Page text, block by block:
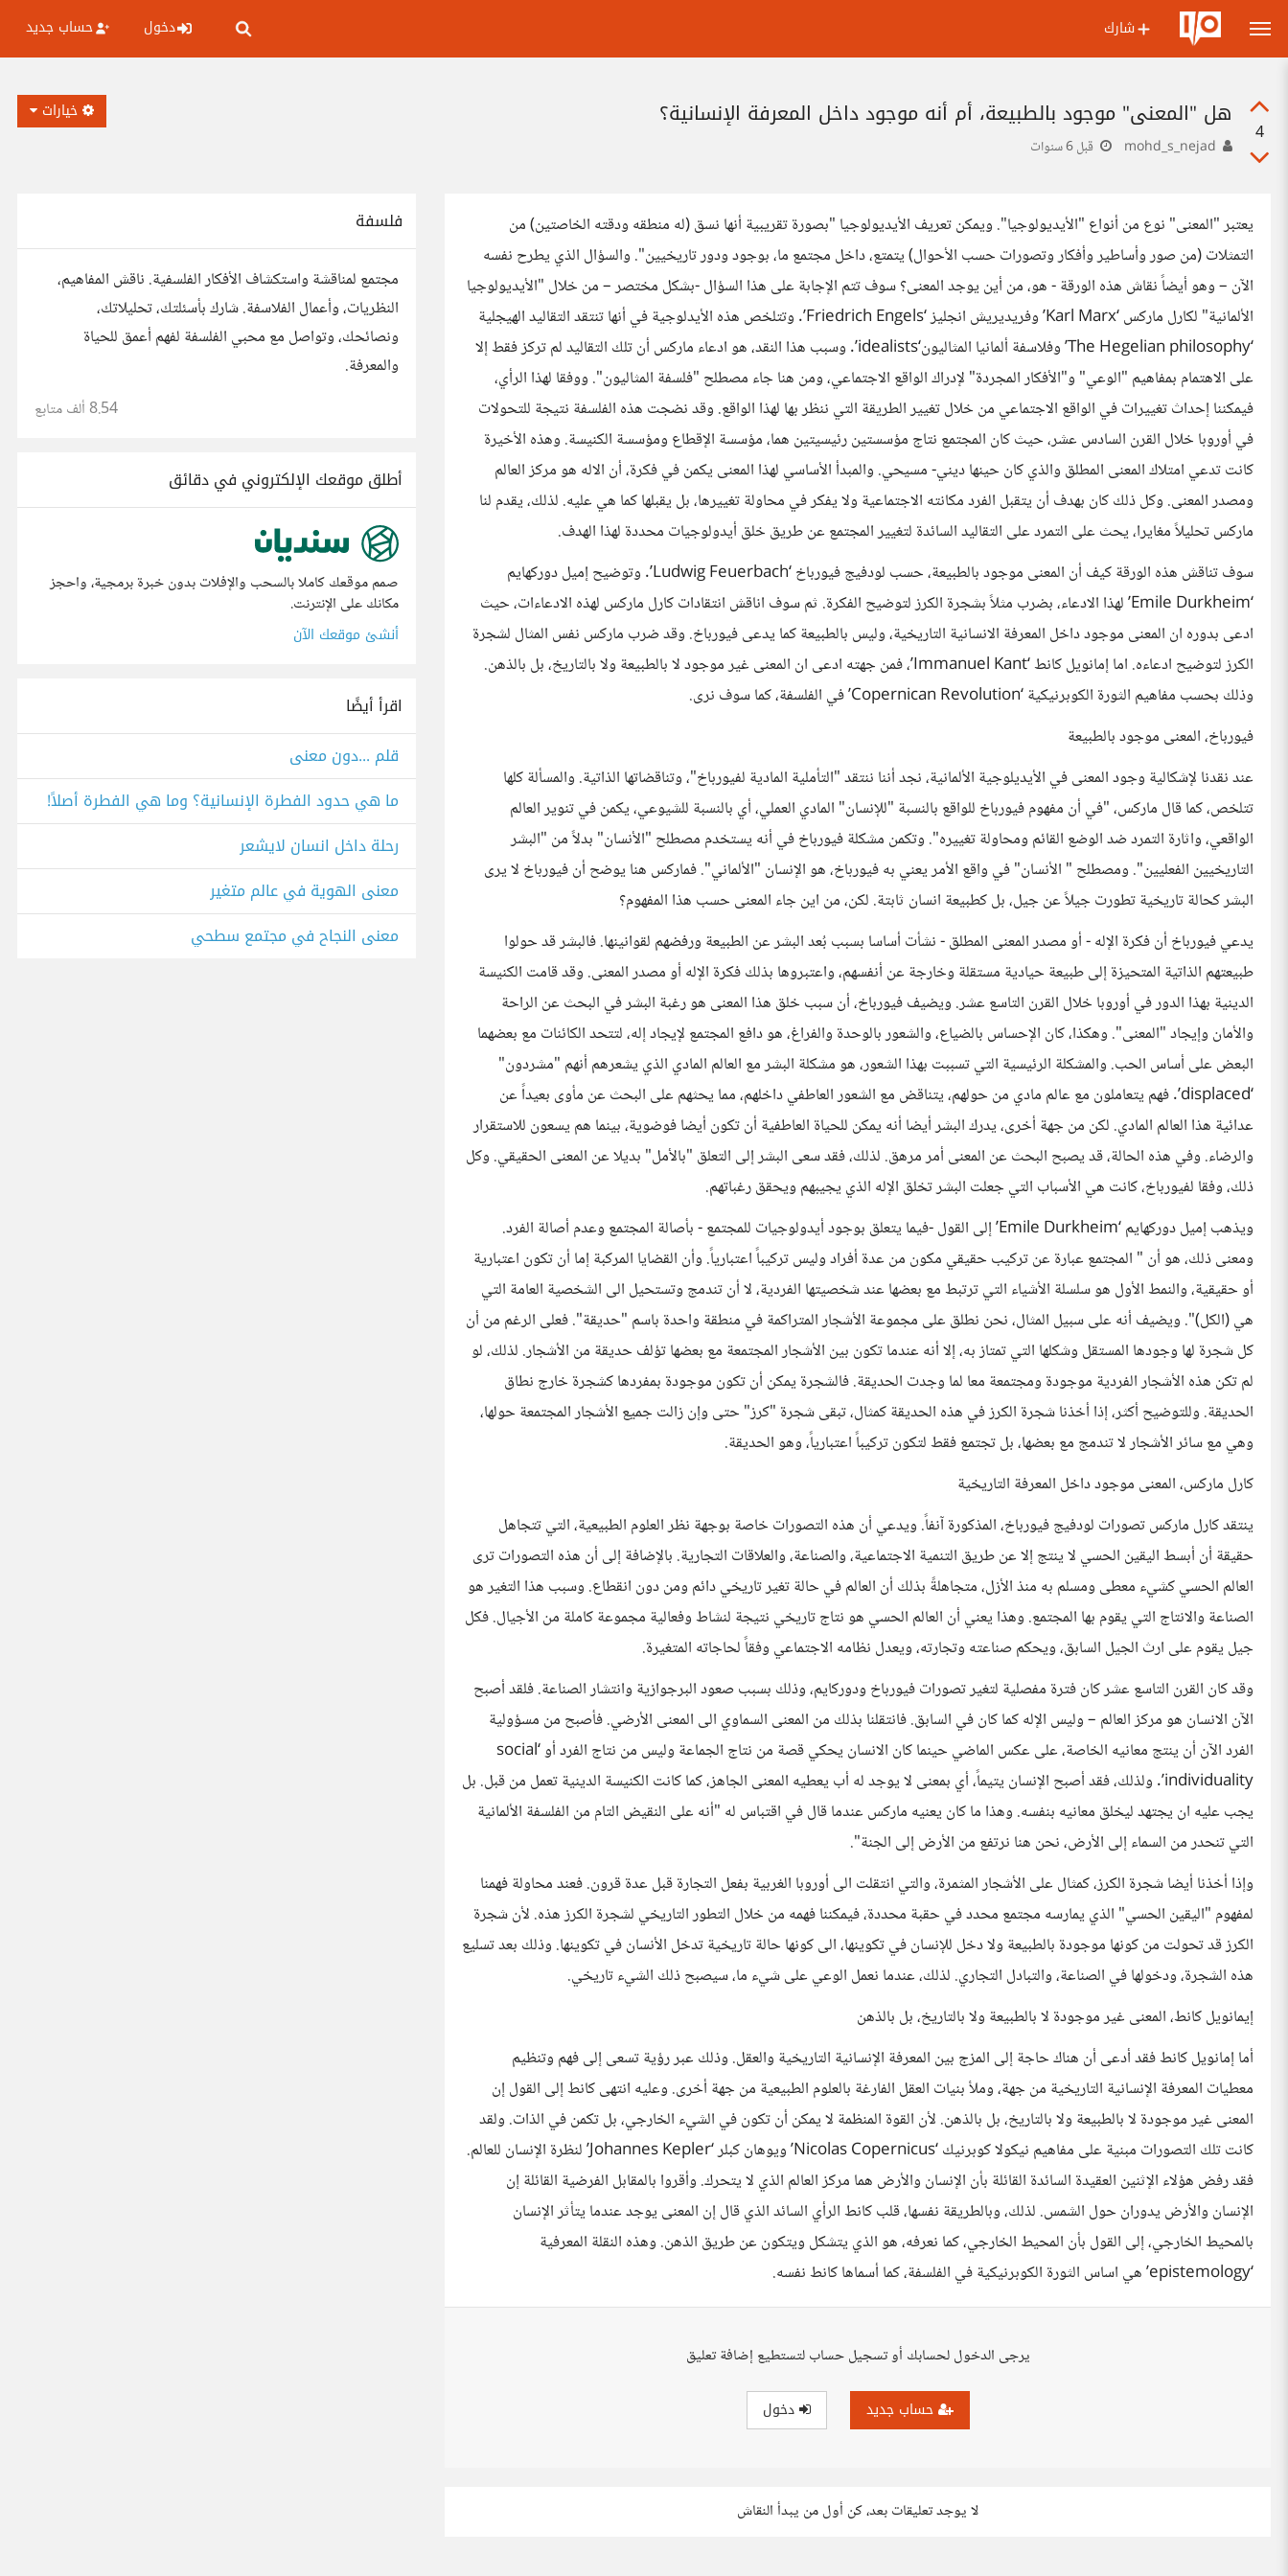
شارك دخول حساب جديد
4
هل "المعنى" موجود بالطبيعة، أم أنه موجود داخل المعرفة الإنسانية؟
قبل 6 سنوات
خيارات
يعتبر "المعنى" نوع من أنواع "الأيديولوجيا". ويمكن تعريف الأيديولوجيا "بصورة تقريبية أنها نسق (له منطقه ودقته الخاصتين) من
التمثلات (من صور وأساطير وأفكار وتصورات حسب الأحوال) يتمتع، داخل مجتمع ما، بوجود ودور تاريخيين". والسؤال الذي يطرح نفسه
الآن – وهو أيضاً نقاش هذه الورقة - هو، من أين يوجد المعنى؟ سوف تتم الإجابة على هذا السؤال -بشكل مختصر – من خلال "الأيديولوجيا
الألمانية" لكارل ماركس ‘Karl Marx’ وفريديريش انجليز ‘Friedrich Engels’. وتتلخص هذه الأيدلوجية في أنها تنتقد التقاليد الهيجلية
‘The Hegelian philosophy’ وفلاسفة ألمانيا المثاليون‘idealists’. وسبب هذا النقد، هو ادعاء ماركس أن تلك التقاليد لم تركز فقط إلا
على الاهتمام بمفاهيم "الوعي" و"الأفكار المجردة" لإدراك الواقع الاجتماعي، ومن هنا جاء مصطلح "فلسفة المثاليون". ووفقا لهذا الرأي،
فيمكننا إحداث تغييرات في الواقع الاجتماعي من خلال تغيير الطريقة التي ننظر بها لهذا الواقع. وقد نضجت هذه الفلسفة نتيجة للتحولات
في أوروبا خلال القرن السادس عشر، حيث كان المجتمع نتاج مؤسستين رئيسيتين هما، مؤسسة الإقطاع ومؤسسة الكنيسة. وهذه الأخيرة
كانت تدعي امتلاك المعنى المطلق والذي كان حينها ديني- مسيحي. والمبدأ الأساسي لهذا المعنى يكمن في فكرة، أن الاله هو مركز العالم
ومصدر المعنى. وكل ذلك كان بهدف أن يتقبل الفرد مكانته الاجتماعية ولا يفكر في محاولة تغييرها، بل يقبلها كما هي عليه. لذلك، يقدم لنا
ماركس تحليلاً مغايرا، يحث على التمرد على التقاليد السائدة لتغيير المجتمع عن طريق خلق أيدولوجيات محددة لهذا الهدف.
سوف تناقش هذه الورقة كيف أن المعنى موجود بالطبيعة، حسب لودفيج فيورباخ ‘Ludwig Feuerbach’. وتوضيح إميل دوركهايم
‘Emile Durkheim’ لهذا الادعاء، بضرب مثلاً بشجرة الكرز لتوضيح الفكرة. ثم سوف اناقش انتقادات كارل ماركس لهذه الادعاءات، حيث
ادعى بدوره ان المعنى موجود داخل المعرفة الانسانية التاريخية، وليس بالطبيعة كما يدعى فيورباخ. وقد ضرب ماركس نفس المثال لشجرة
الكرز لتوضيح ادعاءه. اما إمانويل كانط ‘Immanuel Kant’، فمن جهته ادعى ان المعنى غير موجود لا بالطبيعة ولا بالتاريخ، بل بالذهن.
وذلك بحسب مفاهيم الثورة الكوبرنيكية ‘Copernican Revolution’ في الفلسفة، كما سوف نرى.
فيورباخ، المعنى موجود بالطبيعة
عند نقدنا لإشكالية وجود المعنى في الأيديلوجية الألمانية، نجد أننا ننتقد "التأملية المادية لفيورباخ"، وتناقضاتها الذاتية. والمسألة كلها
تتلخص، كما قال ماركس، "في أن مفهوم فيورباخ للواقع بالنسبة "للإنسان" المادي العملي، أي بالنسبة للشيوعي، يكمن في تنوير العالم
الواقعي، واثارة التمرد ضد الوضع القائم ومحاولة تغييره". وتكمن مشكلة فيورباخ في أنه يستخدم مصطلح "الأنسان" بدلاً من "البشر
التاريخيين الفعليين". ومصطلح " الأنسان" في واقع الأمر يعني به فيورباخ، هو الإنسان "الألماني". فماركس هنا يوضح أن فيورباخ لا يرى
البشر كحالة تاريخية تطورت جيلاً عن جيل، بل كطبيعة انسان ثابتة. لكن، من اين جاء المعنى حسب هذا المفهوم؟
يدعي فيورباخ أن فكرة الإله - أو مصدر المعنى المطلق - نشأت أساسا بسبب بُعد البشر عن الطبيعة ورفضهم لقوانينها. فالبشر قد حولوا
طبيعتهم الذاتية المتحيزة إلى طبيعة حيادية مستقلة وخارجة عن أنفسهم، واعتبروها بذلك فكرة الإله أو مصدر المعنى. وقد قامت الكنيسة
الدينية بهذا الدور في أوروبا خلال القرن التاسع عشر. ويضيف فيورباخ، أن سبب خلق هذا المعنى هو رغبة البشر في البحث عن الراحة
والأمان وإيجاد "المعنى". وهكذا، كان الإحساس بالضياع، والشعور بالوحدة والفراغ، هو دافع المجتمع لإيجاد إله، لتتحد الكائنات مع بعضهما
البعض على أساس الحب. والمشكلة الرئيسية التي تسببت بهذا الشعور، هو مشكلة البشر مع العالم المادي الذي يشعرهم أنهم "مشردون"
‘displaced’. فهم يتعاملون مع عالم مادي من حولهم، يتناقض مع الشعور العاطفي داخلهم، مما يحثهم على البحث عن مأوى بعيداً عن
عدائية هذا العالم المادي. لكن من جهة أخرى، يدرك البشر أيضا أنه يمكن للحياة العاطفية أن تكون أيضا فوضوية، بينما هم يسعون للاستقرار
والرضاء. وفي هذه الحالة، قد يصبح البحث عن المعنى أمر مرهق. لذلك، فقد سعى البشر إلى التعلق "بالأمل" بديلا عن المعنى الحقيقي. وكل
ذلك، وفقا لفيورباخ، كانت هي الأسباب التي جعلت البشر تخلق الإله الذي يجيبهم ويحقق رغباتهم.
ويذهب إميل دوركهايم ‘Emile Durkheim’ إلى القول -فيما يتعلق بوجود أيدولوجيات للمجتمع - بأصالة المجتمع وعدم أصالة الفرد.
ومعنى ذلك، هو أن " المجتمع عبارة عن تركيب حقيقي مكون من عدة أفراد وليس تركيباً اعتبارياً. وأن القضايا المركبة إما أن تكون اعتبارية
أو حقيقية، والنمط الأول هو سلسلة الأشياء التي ترتبط مع بعضها عند شخصيتها الفردية، لا أن تندمج وتستحيل الى الشخصية العامة التي
هي (الكل)". ويضيف أنه على سبيل المثال، نحن نطلق على مجموعة الأشجار المتراكمة في منطقة واحدة باسم "حديقة". فعلى الرغم من أن
كل شجرة لها وجودها المستقل وشكلها التي تمتاز به، إلا أنه عندما تكون بين الأشجار المجتمعة مع بعضها تؤلف حديقة من الأشجار. لذلك، لو
لم تكن هذه الأشجار الفردية موجودة ومجتمعة معا لما وجدت الحديقة. فالشجرة يمكن أن تكون موجودة بمفردها كشجرة خارج نطاق
الحديقة. وللتوضيح أكثر، إذا أخذنا شجرة الكرز في هذه الحديقة كمثال، تبقى شجرة "كرز" حتى وإن زالت جميع الأشجار المجتمعة حولها،
وهي مع سائر الأشجار لا تندمج مع بعضها، بل تجتمع فقط لتكون تركيباً اعتبارياً، وهو الحديقة.
كارل ماركس، المعنى موجود داخل المعرفة التاريخية
ينتقد كارل ماركس تصورات لودفيج فيورباخ، المذكورة آنفاً. ويدعي أن هذه التصورات خاصة بوجهة نظر العلوم الطبيعية، التي تتجاهل
حقيقة أن أبسط اليقين الحسي لا ينتج إلا عن طريق التنمية الاجتماعية، والصناعة، والعلاقات التجارية. بالإضافة إلى أن هذه التصورات ترى
العالم الحسي كشيء معطى ومسلم به منذ الأزل، متجاهلةً بذلك أن العالم في حالة تغير تاريخي دائم ومن دون انقطاع. وسبب هذا التغير هو
الصناعة والانتاج التي يقوم بها المجتمع. وهذا يعني أن العالم الحسي هو نتاج تاريخي نتيجة لنشاط وفعالية مجموعة كاملة من الأجيال. فكل
جيل يقوم على ارث الجيل السابق، ويحكم صناعته وتجارته، ويعدل نظامه الاجتماعي وفقاً لحاجاته المتغيرة.
وقد كان القرن التاسع عشر كان فترة مفصلية لتغير تصورات فيورباخ ودوركايم، وذلك بسبب صعود البرجوازية وانتشار الصناعة. فلقد أصبح
الآن الانسان هو مركز العالم – وليس الإله كما كان في السابق. فانتقلنا بذلك من المعنى السماوي الى المعنى الأرضي. فأصبح من مسؤولية
الفرد الآن أن ينتج معانيه الخاصة، على عكس الماضي حينما كان الانسان يحكي قصة من نتاج الجماعة وليس من نتاج الفرد أو ‘social
individuality’. ولذلك، فقد أصبح الإنسان يتيماً، أي بمعنى لا يوجد له أب يعطيه المعنى الجاهز، كما كانت الكنيسة الدينية تعمل من قبل. بل
يجب عليه ان يجتهد ليخلق معانيه بنفسه. وهذا ما كان يعنيه ماركس عندما قال في اقتباس له "أنه على النقيض التام من الفلسفة الألمانية
التي تنحدر من السماء إلى الأرض، نحن هنا نرتفع من الأرض إلى الجنة".
وإذا أخذنا أيضا شجرة الكرز، كمثال على الأشجار المثمرة، والتي انتقلت الى أوروبا الغربية بفعل التجارة قبل عدة قرون. فعند محاولة فهمنا
لمفهوم "اليقين الحسي" الذي يمارسه مجتمع محدد في حقبة محددة، فيمكننا فهمه من خلال التطور التاريخي لشجرة الكرز هذه. لأن شجرة
الكرز قد تحولت من كونها موجودة بالطبيعة ولا دخل للإنسان في تكوينها، الى كونها حالة تاريخية تدخل الأنسان في تكوينها. وذلك بعد تسليع
هذه الشجرة، ودخولها في الصناعة، والتبادل التجاري. لذلك، عندما نعمل الوعي على شيء ما، سيصبح ذلك الشيء تاريخي.
إيمانويل كانط، المعنى غير موجودة لا بالطبيعة ولا بالتاريخ، بل بالذهن
أما إمانويل كانط فقد أدعى أن هناك حاجة إلى المزج بين المعرفة الإنسانية التاريخية والعقل. وذلك عبر رؤية تسعى إلى فهم وتنظيم
معطيات المعرفة الإنسانية التاريخية من جهة، وملأ بنيات العقل الفارغة بالعلوم الطبيعية من جهة أخرى. وعليه انتهى كانط إلى القول إن
المعنى غير موجودة لا بالطبيعة ولا بالتاريخ، بل بالذهن. لأن القوة المنظمة لا يمكن أن تكون في الشيء الخارجي، بل تكمن في الذات. ولقد
كانت تلك التصورات مبنية على مفاهيم نيكولا كوبرنيك ‘Nicolas Copernicus’ ويوهان كبلر ‘Johannes Kepler’ لنظرة الإنسان للعالم.
فقد رفض هؤلاء الإثنين العقيدة السائدة القائلة بأن الإنسان والأرض هما مركز العالم الذي لا يتحرك. وأقروا بالمقابل الفرضية القائلة إن
الإنسان والأرض يدوران حول الشمس. لذلك، وبالطريقة نفسها، قلب كانط الرأي السائد الذي قال إن المعنى يوجد عندما يتأثر الإنسان
بالمحيط الخارجي، إلى القول بأن المحيط الخارجي، كما نعرفه، هو الذي يتشكل ويتكون عن طريق الذهن. وهذه النقلة المعرفية
‘epistemology’ هي اساس الثورة الكوبرنيكية في الفلسفة، كما أسماها كانط نفسه.
يرجى الدخول لحسابك أو تسجيل حساب لتستطيع إضافة تعليق
حساب جديد دخول
لا يوجد تعليقات بعد، كن أول من يبدأ النقاش
فلسفة
مجتمع لمناقشة واستكشاف الأفكار الفلسفية. ناقش المفاهيم،
النظريات، وأعمال الفلاسفة. شارك بأسئلتك، تحليلاتك،
ونصائحك، وتواصل مع محبي الفلسفة لفهم أعمق للحياة
والمعرفة.
8.54 ألف متابع
أطلق موقعك الإلكتروني في دقائق
صمم موقعك كاملا بالسحب والإفلات بدون خبرة برمجية، واحجز
مكانك على الإنترنت.
أنشئ موقعك الآن
اقرأ أيضًا
قلم ...دون معنى
ما هي حدود الفطرة الإنسانية؟ وما هي الفطرة أصلاً!
رحلة داخل انسان لايشعر
معنى الهوية في عالم متغير
معنى النجاح في مجتمع سطحي